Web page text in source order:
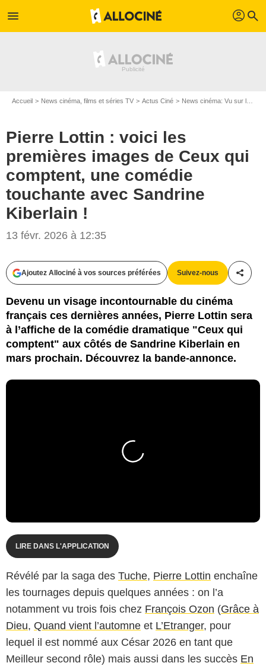
menu profil search
Accueil News cinéma, films et séries TV Actus Ciné News cinéma: Vu sur le web
Pierre Lottin : voici les
premières images de Ceux qui
comptent, une comédie
touchante avec Sandrine
Kiberlain !
13 févr. 2026 à 12:35
Ajoutez Allociné à vos sources préférées Suivez-nous
Devenu un visage incontournable du cinéma
français ces dernières années, Pierre Lottin sera
à l’affiche de la comédie dramatique "Ceux qui
comptent" aux côtés de Sandrine Kiberlain en
mars prochain. Découvrez la bande-annonce.
LIRE DANS L'APPLICATION
Révélé par la saga des Tuche, Pierre Lottin enchaîne
les tournages depuis quelques années : on l’a
notamment vu trois fois chez François Ozon (Grâce à
Dieu, Quand vient l’automne et L’Etranger, pour
lequel il est nommé aux César 2026 en tant que
Meilleur second rôle) mais aussi dans les succès En